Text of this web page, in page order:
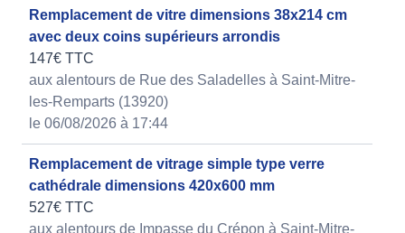
Remplacement de vitre dimensions 38x214 cm
avec deux coins supérieurs arrondis
147€ TTC
aux alentours de Rue des Saladelles à Saint-Mitre-
les-Remparts (13920)
le 06/08/2026 à 17:44
Remplacement de vitrage simple type verre
cathédrale dimensions 420x600 mm
527€ TTC
aux alentours de Impasse du Crépon à Saint-Mitre-